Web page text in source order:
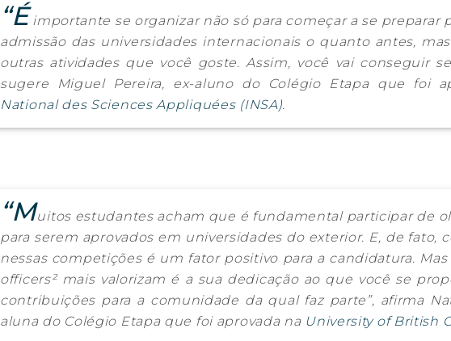
“É importante se organizar não só para começar a se preparar
admissão das universidades internacionais o quanto antes,
outras atividades que você goste. Assim, você vai conseguir
sugere Miguel Pereira, ex-aluno do Colégio Etapa que foi
National des Sciences Appliquées (INSA).
“Muitos estudantes acham que é fundamental participar de
para serem aprovados em universidades do exterior. E, de fato,
nessas competições é um fator positivo para a candidatura.
officers² mais valorizam é a sua dedicação ao que você se
contribuições para a comunidade da qual faz parte”, afirma
aluna do Colégio Etapa que foi aprovada na University of British